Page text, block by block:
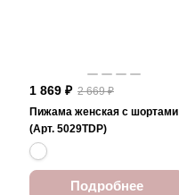
1 869 ₽ 2 669 ₽
Пижама женская с шортами
(Арт. 5029TDP)
Подробнее